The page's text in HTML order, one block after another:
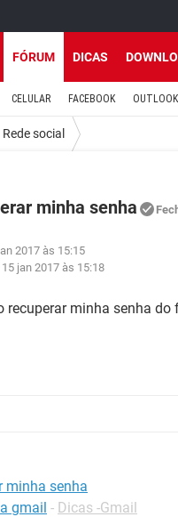
FÓRUM DICAS
CELULAR FACEBOOK OUTLOOK
Rede social
minha senha
2017 às 15:15
15 jan 2017 às 15:18
recuperar minha senha
minha senha
gmail - Dicas -Gmail